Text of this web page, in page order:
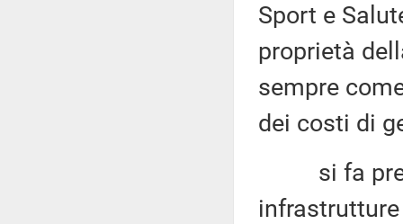
Sport e
proprietà
sempre
dei costi di
si fa